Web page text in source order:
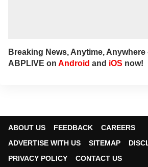
Breaking News, Anytime, Anywhere
ABPLIVE on Android and iOS now!
ABOUT US FEEDBACK
CAREERS
ADVERTISE WITH US
SITEMAP
PRIVACY POLICY
CONTACT US